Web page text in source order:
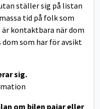
ställer sig på listan
tid på folk som
kontaktbara när dom
som har för avsikt
sig.
om bilen pajar eller